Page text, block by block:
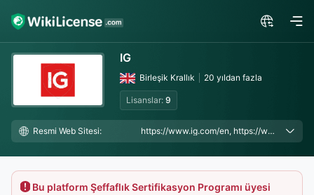
IG
Birleşik Krallık 20 yıldan fazla
Lisanslar: 9
Resmi Web Sitesi: https://www.ig.com/en, https://www.ig.com/uk, https://www.ig.com/au
Bu platform Şeffaflık Sertifikasyon Programı üyesi